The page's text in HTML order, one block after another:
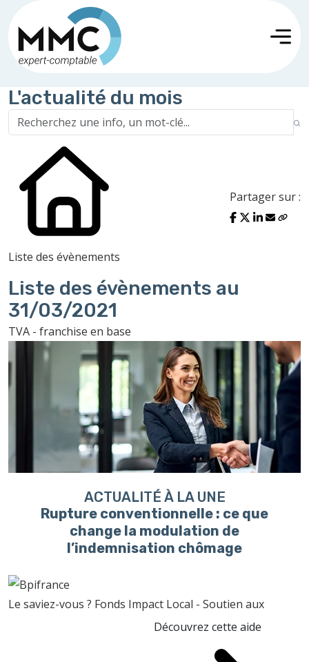
L'actualité du mois
Liste des évènements
Partager sur :
Liste des évènements au
31/03/2021
TVA - franchise en base
ACTUALITÉ À LA UNE
Rupture conventionnelle : ce que
change la modulation de
l’indemnisation chômage
Le saviez-vous ? Fonds Impact Local - Soutien aux
Découvrez cette aide